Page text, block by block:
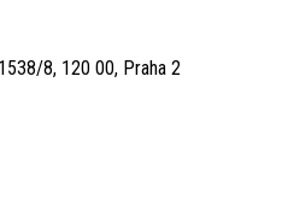
8, 120 00, Praha 2